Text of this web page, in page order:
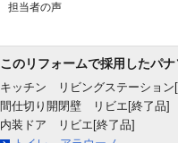
担当者の声
このリフォームで採用したパ
キッチン リビングステーション
間仕切り開閉壁 リビエ[終了品]
内装ドア リビエ[終了品]